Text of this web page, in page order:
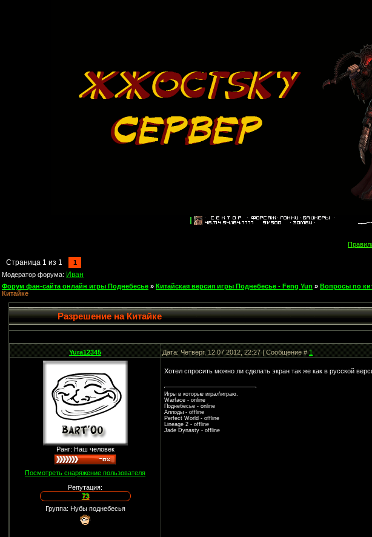
Страница 1 из 1
1
Модератор форума: Иван
Форум фан-сайта онлайн игры Поднебесье » Китайская версия игры Поднебесье - Feng Yun » Вопросы по
Китайке
Разрешение на Китайке
Yura12345 Дата: Четверг, 12.07.2012, 22:27 | Сообщение #1
Ранг: Наш человек
Посмотреть снаряжение пользователя
Репутация:
73
Группа: Нубы поднебесья
Хотел спросить можно ли сделать экран так же как в русской
Игры в которые играл\играю.
Warface - online
Поднебесье - online
Аллоды - offline
Perfect World - offline
Lineage 2 - offline
Jade Dynasty - offline